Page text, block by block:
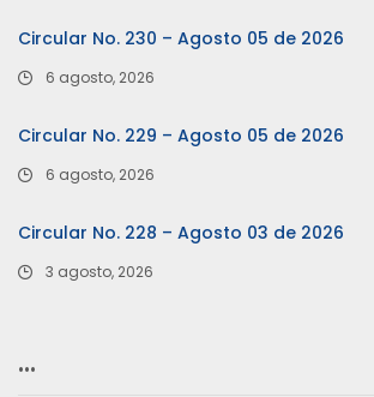
Circular No. 230 – Agosto 05 de 2026
6 agosto, 2026
Circular No. 229 – Agosto 05 de 2026
6 agosto, 2026
Circular No. 228 – Agosto 03 de 2026
3 agosto, 2026
…